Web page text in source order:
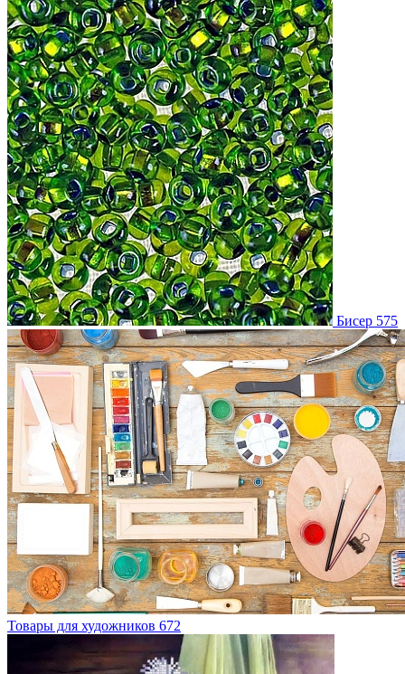
Бисер 575
Товары для художников 672